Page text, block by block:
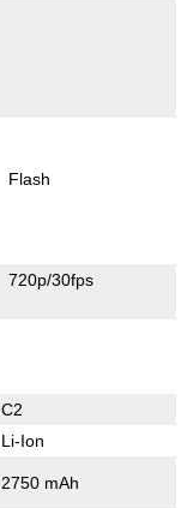
Flash
720p/30fps
C2
Li-Ion
2750 mAh